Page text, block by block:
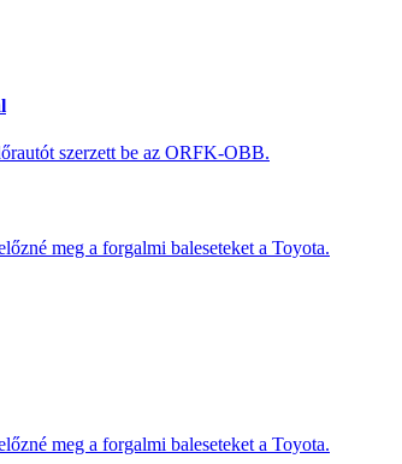
szerzett be az ORFK-OBB.
meg a forgalmi baleseteket a Toyota.
meg a forgalmi baleseteket a Toyota.